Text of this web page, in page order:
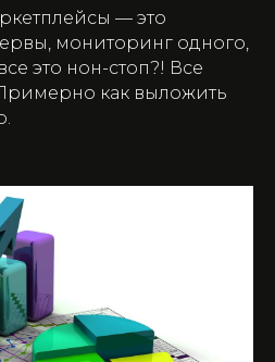
— это
мониторинг одного,
это нон-стоп?! Все
как выложить